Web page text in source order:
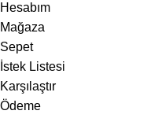
Hesabım
Mağaza
Sepet
İstek Listesi
Karşılaştır
Ödeme